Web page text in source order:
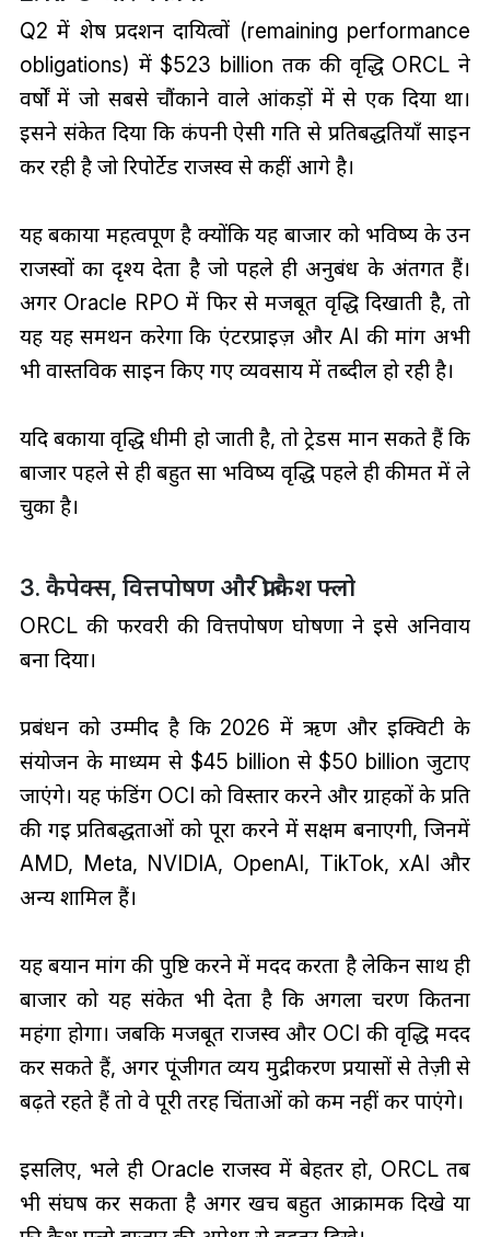
Q2 में शेष प्रदर्शन दायित्वों (remaining performance
obligations) में $523 billion तक की वृद्धि ORCL ने
वर्षों में जो सबसे चौंकाने वाले आंकड़ों में से एक दिया था।
इसने संकेत दिया कि कंपनी ऐसी गति से प्रतिबद्धतियाँ साइन
कर रही है जो रिपोर्टेड राजस्व से कहीं आगे है।
यह बकाया महत्वपूर्ण है क्योंकि यह बाजार को भविष्य के उन
राजस्वों का दृश्य देता है जो पहले ही अनुबंध के अंतर्गत हैं।
अगर Oracle RPO में फिर से मजबूत वृद्धि दिखाती है, तो
यह यह समर्थन करेगा कि एंटरप्राइज़ और AI की मांग अभी
भी वास्तविक साइन किए गए व्यवसाय में तब्दील हो रही है।
यदि बकाया वृद्धि धीमी हो जाती है, तो ट्रेडर्स मान सकते हैं कि
बाजार पहले से ही बहुत सा भविष्य वृद्धि पहले ही कीमत में ले
चुका है।
3. कैपेक्स, वित्तपोषण और फ्री कैश फ्लो
ORCL की फरवरी की वित्तपोषण घोषणा ने इसे अनिवार्य
बना दिया।
प्रबंधन को उम्मीद है कि 2026 में ऋण और इक्विटी के
संयोजन के माध्यम से $45 billion से $50 billion जुटाए
जाएंगे। यह फंडिंग OCI को विस्तार करने और ग्राहकों के प्रति
की गई प्रतिबद्धताओं को पूरा करने में सक्षम बनाएगी, जिनमें
AMD, Meta, NVIDIA, OpenAI, TikTok, xAI और
अन्य शामिल हैं।
यह बयान मांग की पुष्टि करने में मदद करता है लेकिन साथ ही
बाजार को यह संकेत भी देता है कि अगला चरण कितना
महंगा होगा। जबकि मजबूत राजस्व और OCI की वृद्धि मदद
कर सकते हैं, अगर पूंजीगत व्यय मुद्रीकरण प्रयासों से तेज़ी से
बढ़ते रहते हैं तो वे पूरी तरह चिंताओं को कम नहीं कर पाएंगे।
इसलिए, भले ही Oracle राजस्व में बेहतर हो, ORCL तब
भी संघर्ष कर सकता है अगर खर्च बहुत आक्रामक दिखे या